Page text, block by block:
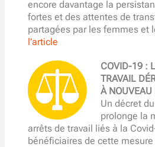
encore davantage la
fortes et des attentes de
partagées par les femmes et
l’article
COVID-19 :
TRAVAIL
À NOUVEAU
Un décret
prolonge la
arrêts de travail liés à la
bénéficiaires de cette